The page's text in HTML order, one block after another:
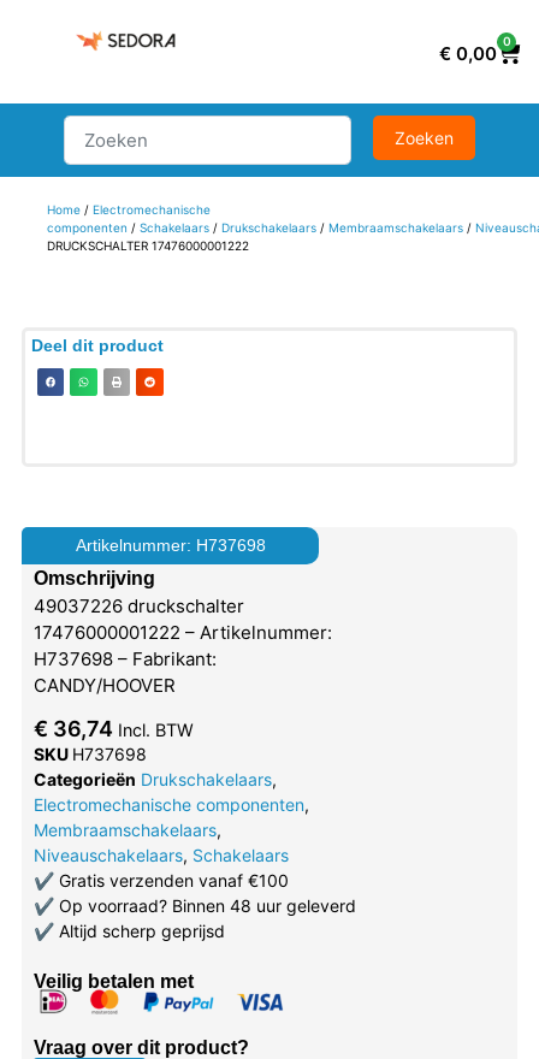
€ 0,00
0
Home/ Electromechanische
componenten / Schakelaars/ Drukschakelaars/ Membraamschakelaars/
DRUCKSCHALTER 17476000001222
Deel dit product
Artikelnummer: H737698
Omschrijving
49037226 druckschalter
17476000001222 – Artikelnummer:
H737698 – Fabrikant:
CANDY/HOOVER
€ 36,74 Incl. BTW
SKU H737698
Categorieën Drukschakelaars,
Electromechanische componenten,
Membraamschakelaars,
Niveauschakelaars, Schakelaars
✔Gratis verzenden vanaf €100
✔Op voorraad? Binnen 48 uur geleverd
✔Altijd scherp geprijsd
Veilig betalen met
Vraag over dit product?